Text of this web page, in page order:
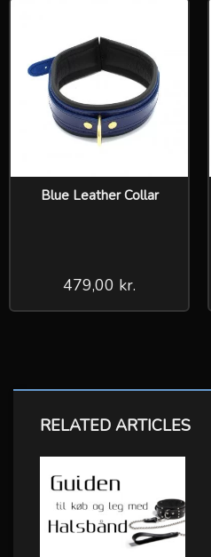
Blue Leather Collar
479,00 kr.
RELATED ARTICLES